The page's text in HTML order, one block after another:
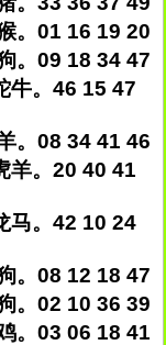
。01 16 19 20
。09 18 34 47
牛。46 15 47
。08 34 41 46
羊。20 40 41
马。42 10 24
。08 12 18 47
。02 10 36 39
。03 06 18 41